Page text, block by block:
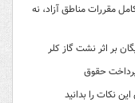
مقررات مناطق آزاد، نه
حقوق
نکات را بدانید